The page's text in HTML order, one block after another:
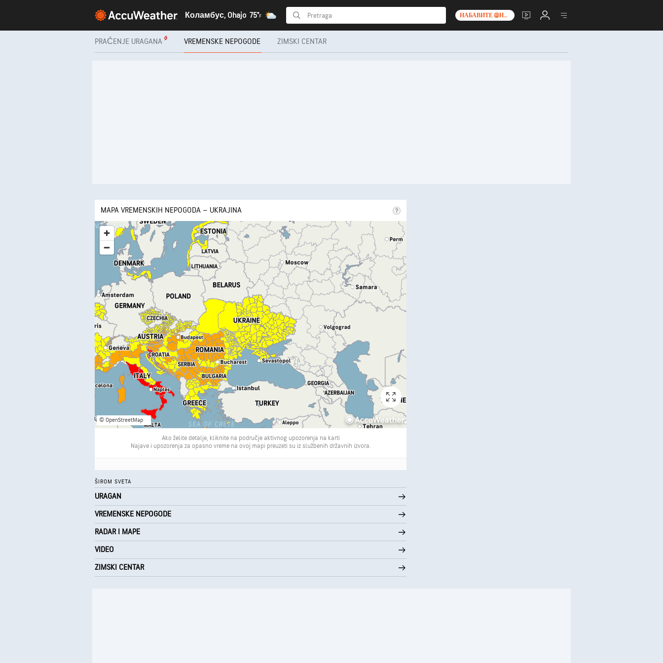
Коламбус, Ohajo 75°F НАБАВИТЕ @НО__Т_0_
PRAĆENJE URAGANA VREMENSKE NEPOGODE ZIMSKI CENTAR
MAPA VREMENSKIH NEPOGODA – UKRAJINA
© OpenStreetMap
Ako želite detalje, kliknite na područje aktivnog upozorenja na karti
Najave i upozorenja za opasno vreme na ovoj mapi preuzeti su iz službenih državnih izvora.
ŠIROM SVETA
URAGAN
VREMENSKE NEPOGODE
RADAR I MAPE
VIDEO
ZIMSKI CENTAR